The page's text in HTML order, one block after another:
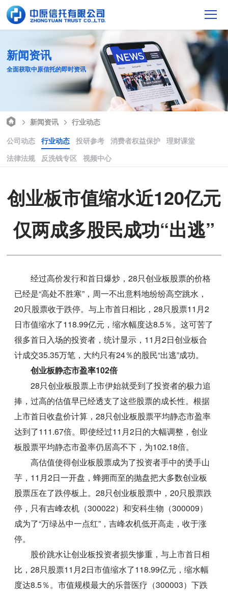
新闻资讯
全面获取中原信托的即时资讯
新闻资讯
行业动态
公司动态
行业动态 投研参考 消费者权益保护
理财课堂
法律法规
反洗钱专区 视频中心
创业板市值缩水近120亿元
仅两成多股民成功“出逃”
经过高价发行和首日爆炒，28只创业板股票的价格
已经是“高处不胜寒”，周一不出意料地纷纷高空跳水，
20只股票收于跌停。与上市首日相比，28只股票11月2
日市值缩水了118.99亿元，缩水幅度达8.5％。这可苦了
很多首日入场的投资者，统计显示，11月2日创业板合
计成交35.35万笔，大约只有24％的股民“出逃”成功。
创业板静态市盈率102倍
28只创业板股票上市伊始就受到了投资者的极力追
捧，过高的估值早已经透支了这些股票的成长性。根据
上市首日收盘价计算，28只创业板股票平均静态市盈率
达到了111.67倍。即使经过11月2日的大幅调整，创业
板股票平均静态市盈率仍居高不下，为102.18倍。
高估值使得创业板股票成为了投资者手中的烫手山
芋，11月2日一开盘，蜂拥而至的抛盘把大多数创业板
股票压在了跌停板上。28只创业板股票中，20只股票跌
停，只有吉峰农机（300022）和安科生物（300009）
成为了“万绿丛中一点红”，吉峰农机低开高走，收于涨
停。
股价跳水让创业板投资者损失惨重，与上市首日相
比，28只股票11月2日市值缩水了118.99亿元，缩水幅
度达8.5％。市值规模最大的乐普医疗（300003）下跌